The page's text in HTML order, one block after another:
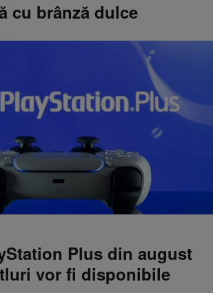
cu brânză dulce
Plus din august
vor fi disponibile